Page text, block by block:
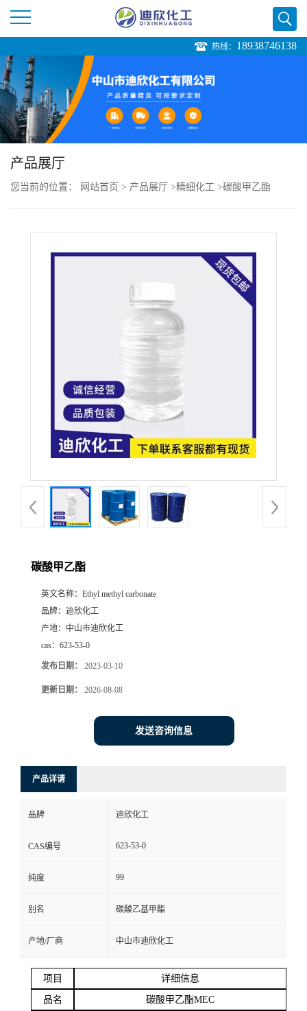
司
首
页
公
厅
方
式
在
线
留
热线： 18938746138
产品展厅
您当前的位置： 网站首页 > 产品展厅 >精细化工 >碳酸甲乙酯
碳酸甲乙酯
英文名称： Ethyl methyl carbonate
品牌： 迪欣化工
产地： 中山市迪欣化工
cas： 623-53-0
发布日期： 2023-03-10
更新日期： 2026-08-08
发送咨询信息
产品详请
品牌 迪欣化工
CAS编号 623-53-0
纯度 99
别名 碳酸乙基甲酯
产地/厂商 中山市迪欣化工
项目 详细信息
品名 碳酸甲乙酯MEC